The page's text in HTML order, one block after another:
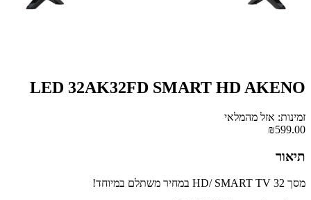
LED 32AK32FD SMART HD AKENO
זמינות: אזל מהמלאי
₪599.00
תיאור
מסך 32 HD/ SMART TV במחיר משתלם במיוחד!